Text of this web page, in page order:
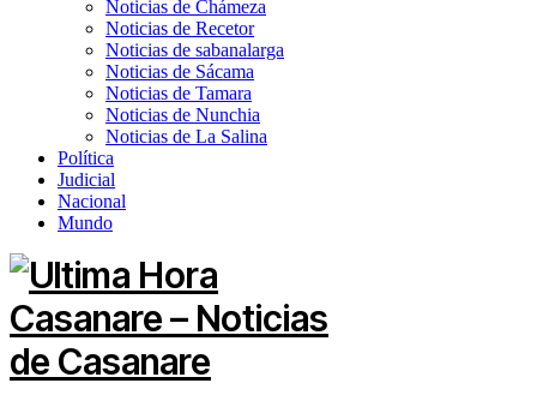
Noticias de Chámeza
Noticias de Recetor
Noticias de sabanalarga
Noticias de Sácama
Noticias de Tamara
Noticias de Nunchia
Noticias de La Salina
Política
Judicial
Nacional
Mundo